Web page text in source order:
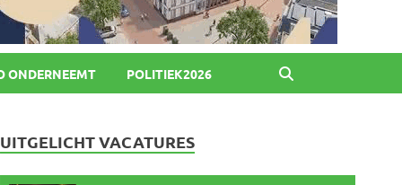
ONDERNEEMT POLITIEK2026
UITGELICHT VACATURES